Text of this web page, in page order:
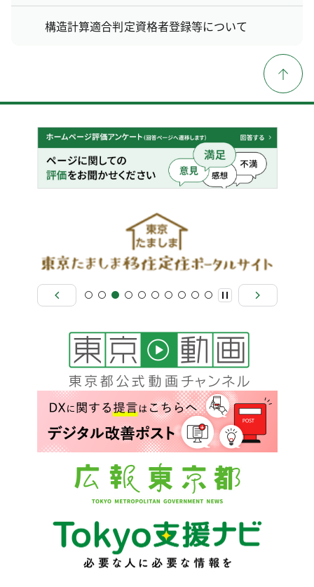
構造計算適合判定資格者登録等について